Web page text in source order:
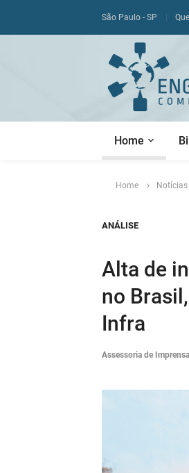
São Paulo - SP
Home
Home Notícias
ANÁLISE
Alta de
no
Infra
Assessoria de Imprensa